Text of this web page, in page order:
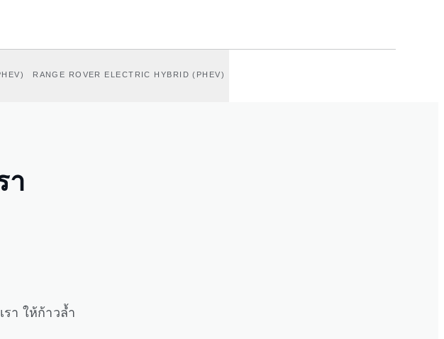
RANGE ROVER ELECTRIC HYBRID (PHEV)
า ให้ก้าวล้ำ